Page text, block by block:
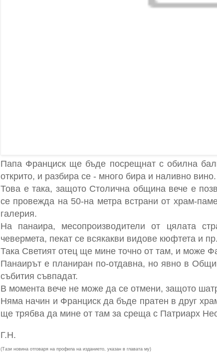
Папа Франциск ще бъде посрещнат с обилна
открито, и разбира се - много бира и наливно вино.
Това е така, защото Столична община вече е
се провежда на 50-на метра встрани от храм-
галерия.
На панаира, месопроизводители от цялата
чевермета, пекат се всякакви видове кюфтета и пр.
Така Светият отец ще мине точно от там, и може
Панаирът е планиран по-отдавна, но явно в
събития съвпадат.
В момента вече не може да се отмени, защото
Няма начин и Франциск да бъде пратен в друг
ще трябва да мине от там за среща с Патриарх
Г.Н.
(Тази новина отговаря на профила на изданието, указан в главата му)